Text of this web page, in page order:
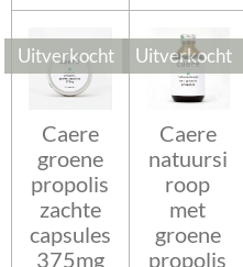
Uitverkocht
Caere
groene
propolis
zachte
capsules
375mg
Uitverkocht
Caere
natuursi
roop
met
groene
propolis